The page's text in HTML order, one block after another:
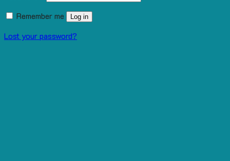
Remember me
Log in
Lost your password?